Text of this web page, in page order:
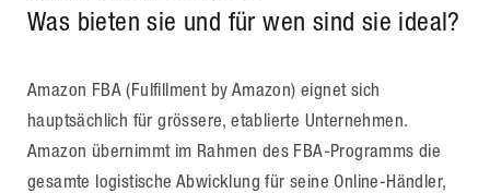
Was bieten sie und für wen sind sie ideal?
Amazon FBA (Fulfillment by Amazon) eignet sich
hauptsächlich für grössere, etablierte Unternehmen.
Amazon übernimmt im Rahmen des FBA-Programms die
gesamte logistische Abwicklung für seine Online-Händler,